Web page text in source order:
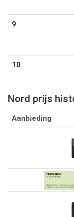
9
10
Nord prijs
Aanbieding